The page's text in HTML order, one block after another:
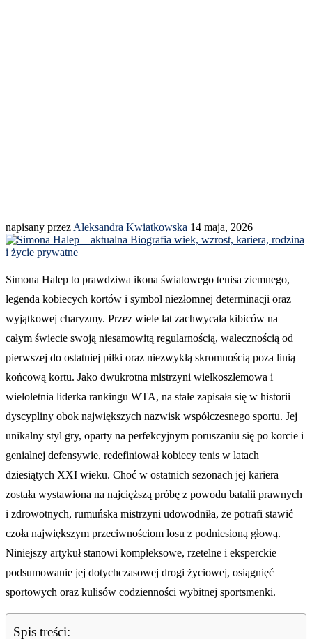
napisany przez Aleksandra Kwiatkowska 14 maja, 2026
Simona Halep to prawdziwa ikona światowego tenisa ziemnego,
legenda kobiecych kortów i symbol niezłomnej determinacji oraz
wyjątkowej charyzmy. Przez wiele lat zachwycała kibiców na
całym świecie swoją niesamowitą regularnością, walecznością od
pierwszej do ostatniej piłki oraz niezwykłą skromnością poza linią
końcową kortu. Jako dwukrotna mistrzyni wielkoszlemowa i
wieloletnia liderka rankingu WTA, na stałe zapisała się w historii
dyscypliny obok największych nazwisk współczesnego sportu. Jej
unikalny styl gry, oparty na perfekcyjnym poruszaniu się po korcie i
genialnej defensywie, redefiniował kobiecy tenis w latach
dziesiątych XXI wieku. Choć w ostatnich sezonach jej kariera
została wystawiona na najcięższą próbę z powodu batalii prawnych
i zdrowotnych, rumuńska mistrzyni udowodniła, że potrafi stawić
czoła największym przeciwnościom losu z podniesioną głową.
Niniejszy artykuł stanowi kompleksowe, rzetelne i eksperckie
podsumowanie jej dotychczasowej drogi życiowej, osiągnięć
sportowych oraz kulisów codzienności wybitnej sportsmenki.
Spis treści: